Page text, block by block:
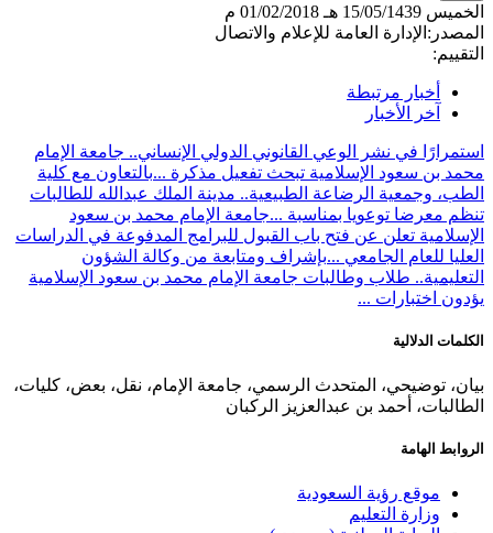
الخميس 15/05/1439 هـ
01/02/2018 م
المصدر: الإدارة العامة للإعلام والاتصال
التقييم:
أخبار مرتبطة
آخر الأخبار
استمرارًا في نشر الوعي القانوني الدولي الإنساني.. جامعة الإمام
محمد بن سعود الإسلامية تبحث تفعيل مذكرة ...بالتعاون مع كلية
الطب، وجمعية الرضاعة الطبيعية.. مدينة الملك عبدالله للطالبات
تنظم معرضا توعويا بمناسبة ...جامعة الإمام محمد بن سعود
الإسلامية تعلن عن فتح باب القبول للبرامج المدفوعة في الدراسات
العليا للعام الجامعي ...بإشراف ومتابعة من وكالة الشؤون
التعليمية.. طلاب وطالبات جامعة الإمام محمد بن سعود الإسلامية
يؤدون اختبارات ...
الكلمات الدلالية
بيان، توضيحي، المتحدث الرسمي، جامعة الإمام، نقل، بعض، كليات،
الطالبات، أحمد بن عبدالعزيز الركبان
الروابط الهامة
موقع رؤية السعودية
وزارة التعليم